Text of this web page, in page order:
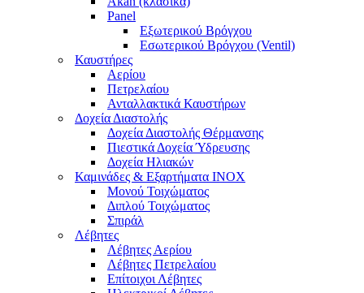
Panel
Εξωτερικού Βρόγχου
Εσωτερικού Βρόγχου (Ventil)
Καυστήρες
Αερίου
Πετρελαίου
Ανταλλακτικά Καυστήρων
Δοχεία Διαστολής
Δοχεία Διαστολής Θέρμανσης
Πιεστικά Δοχεία Ύδρευσης
Δοχεία Ηλιακών
Καμινάδες & Εξαρτήματα ΙΝΟΧ
Μονού Τοιχώματος
Διπλού Τοιχώματος
Σπιράλ
Λέβητες
Λέβητες Αερίου
Λέβητες Πετρελαίου
Επίτοιχοι Λέβητες